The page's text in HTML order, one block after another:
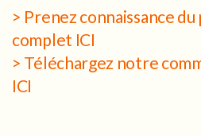
> Prenez connaissance
complet ICI
> Téléchargez notre
ICI